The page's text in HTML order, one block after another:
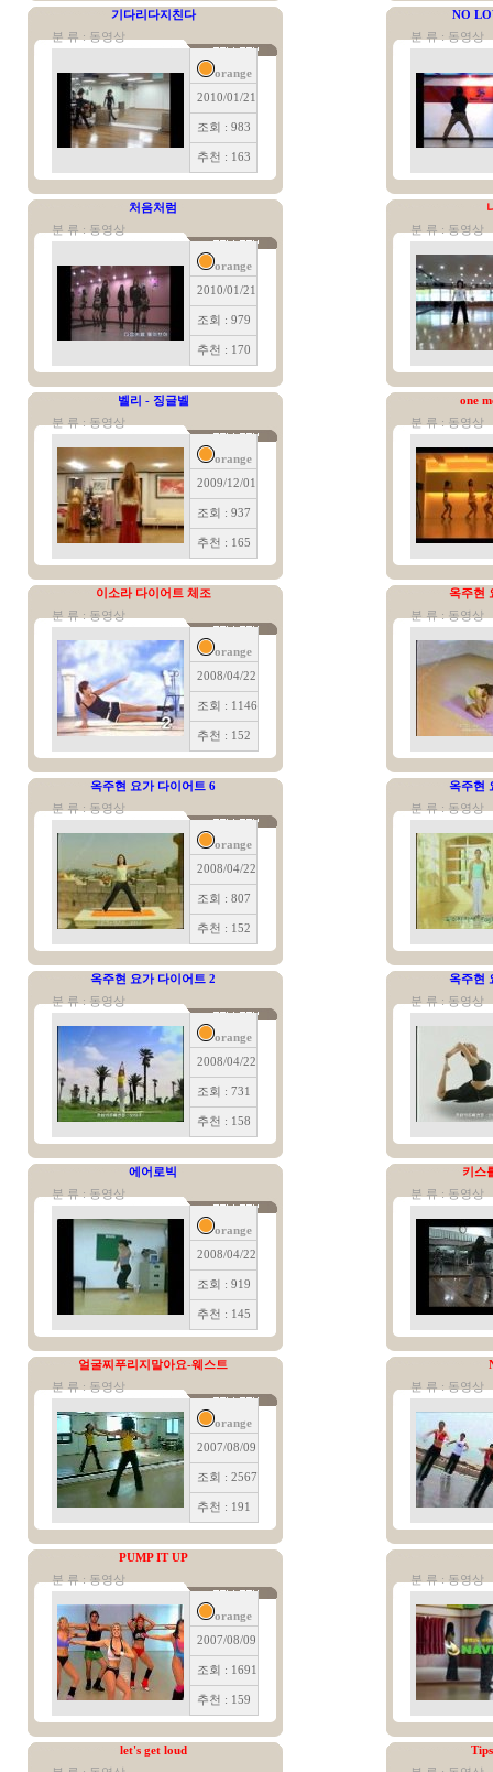
기다리다지친다
분 류 : 동영상
orange
2010/01/21
조회 : 983
추천 : 163
NO
분 류 : 동영상
처음처럼
분 류 : 동영상
orange
2010/01/21
조회 : 979
추천 : 170
분 류 : 동영상
벨리 - 징글벨
분 류 : 동영상
orange
2009/12/01
조회 : 937
추천 : 165
one
분 류 : 동영상
이소라 다이어트 체조
분 류 : 동영상
orange
2008/04/22
조회 : 1146
추천 : 152
옥주현
분 류 : 동영상
옥주현 요가 다이어트 6
분 류 : 동영상
orange
2008/04/22
조회 : 807
추천 : 152
옥주현
분 류 : 동영상
옥주현 요가 다이어트 2
분 류 : 동영상
orange
2008/04/22
조회 : 731
추천 : 158
옥주현
분 류 : 동영상
에어로빅
분 류 : 동영상
orange
2008/04/22
조회 : 919
추천 : 145
키스
분 류 : 동영상
얼굴찌푸리지말아요-웨스트
분 류 : 동영상
orange
2007/08/09
조회 : 2567
추천 : 191
분 류 : 동영상
PUMP IT UP
분 류 : 동영상
orange
2007/08/09
조회 : 1691
추천 : 159
분 류 : 동영상
let's get loud